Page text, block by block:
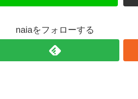
naiaをフォローする